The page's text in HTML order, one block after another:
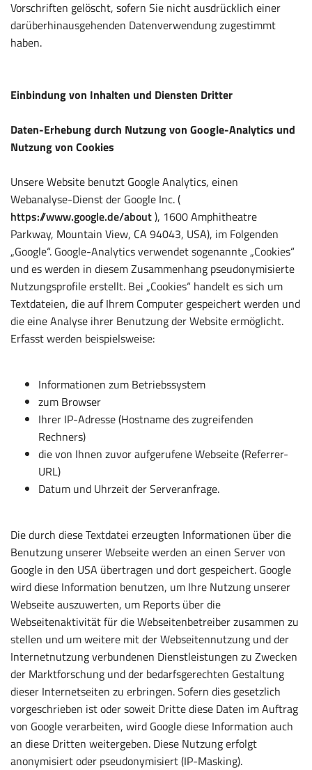
Vorschriften gelöscht, sofern Sie nicht ausdrücklich einer
darüberhinausgehenden Datenverwendung zugestimmt
haben.
Einbindung von Inhalten und Diensten Dritter
Daten-Erhebung durch Nutzung von Google-Analytics und
Nutzung von Cookies
Unsere Website benutzt Google Analytics, einen
Webanalyse-Dienst der Google Inc. (
https://www.google.de/about), 1600 Amphitheatre
Parkway, Mountain View, CA 94043, USA), im Folgenden
„Google“. Google-Analytics verwendet sogenannte „Cookies“
und es werden in diesem Zusammenhang pseudonymisierte
Nutzungsprofile erstellt. Bei „Cookies“ handelt es sich um
Textdateien, die auf Ihrem Computer gespeichert werden und
die eine Analyse ihrer Benutzung der Website ermöglicht.
Erfasst werden beispielsweise:
Informationen zum Betriebssystem
zum Browser
Ihrer IP-Adresse (Hostname des zugreifenden
Rechners)
die von Ihnen zuvor aufgerufene Webseite (Referrer-
URL)
Datum und Uhrzeit der Serveranfrage.
Die durch diese Textdatei erzeugten Informationen über die
Benutzung unserer Webseite werden an einen Server von
Google in den USA übertragen und dort gespeichert. Google
wird diese Information benutzen, um Ihre Nutzung unserer
Webseite auszuwerten, um Reports über die
Webseitenaktivität für die Webseitenbetreiber zusammen zu
stellen und um weitere mit der Webseitennutzung und der
Internetnutzung verbundenen Dienstleistungen zu Zwecken
der Marktforschung und der bedarfsgerechten Gestaltung
dieser Internetseiten zu erbringen. Sofern dies gesetzlich
vorgeschrieben ist oder soweit Dritte diese Daten im Auftrag
von Google verarbeiten, wird Google diese Information auch
an diese Dritten weitergeben. Diese Nutzung erfolgt
anonymisiert oder pseudonymisiert (IP-Masking).